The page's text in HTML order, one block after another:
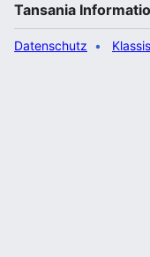
Tansania
Datenschutz